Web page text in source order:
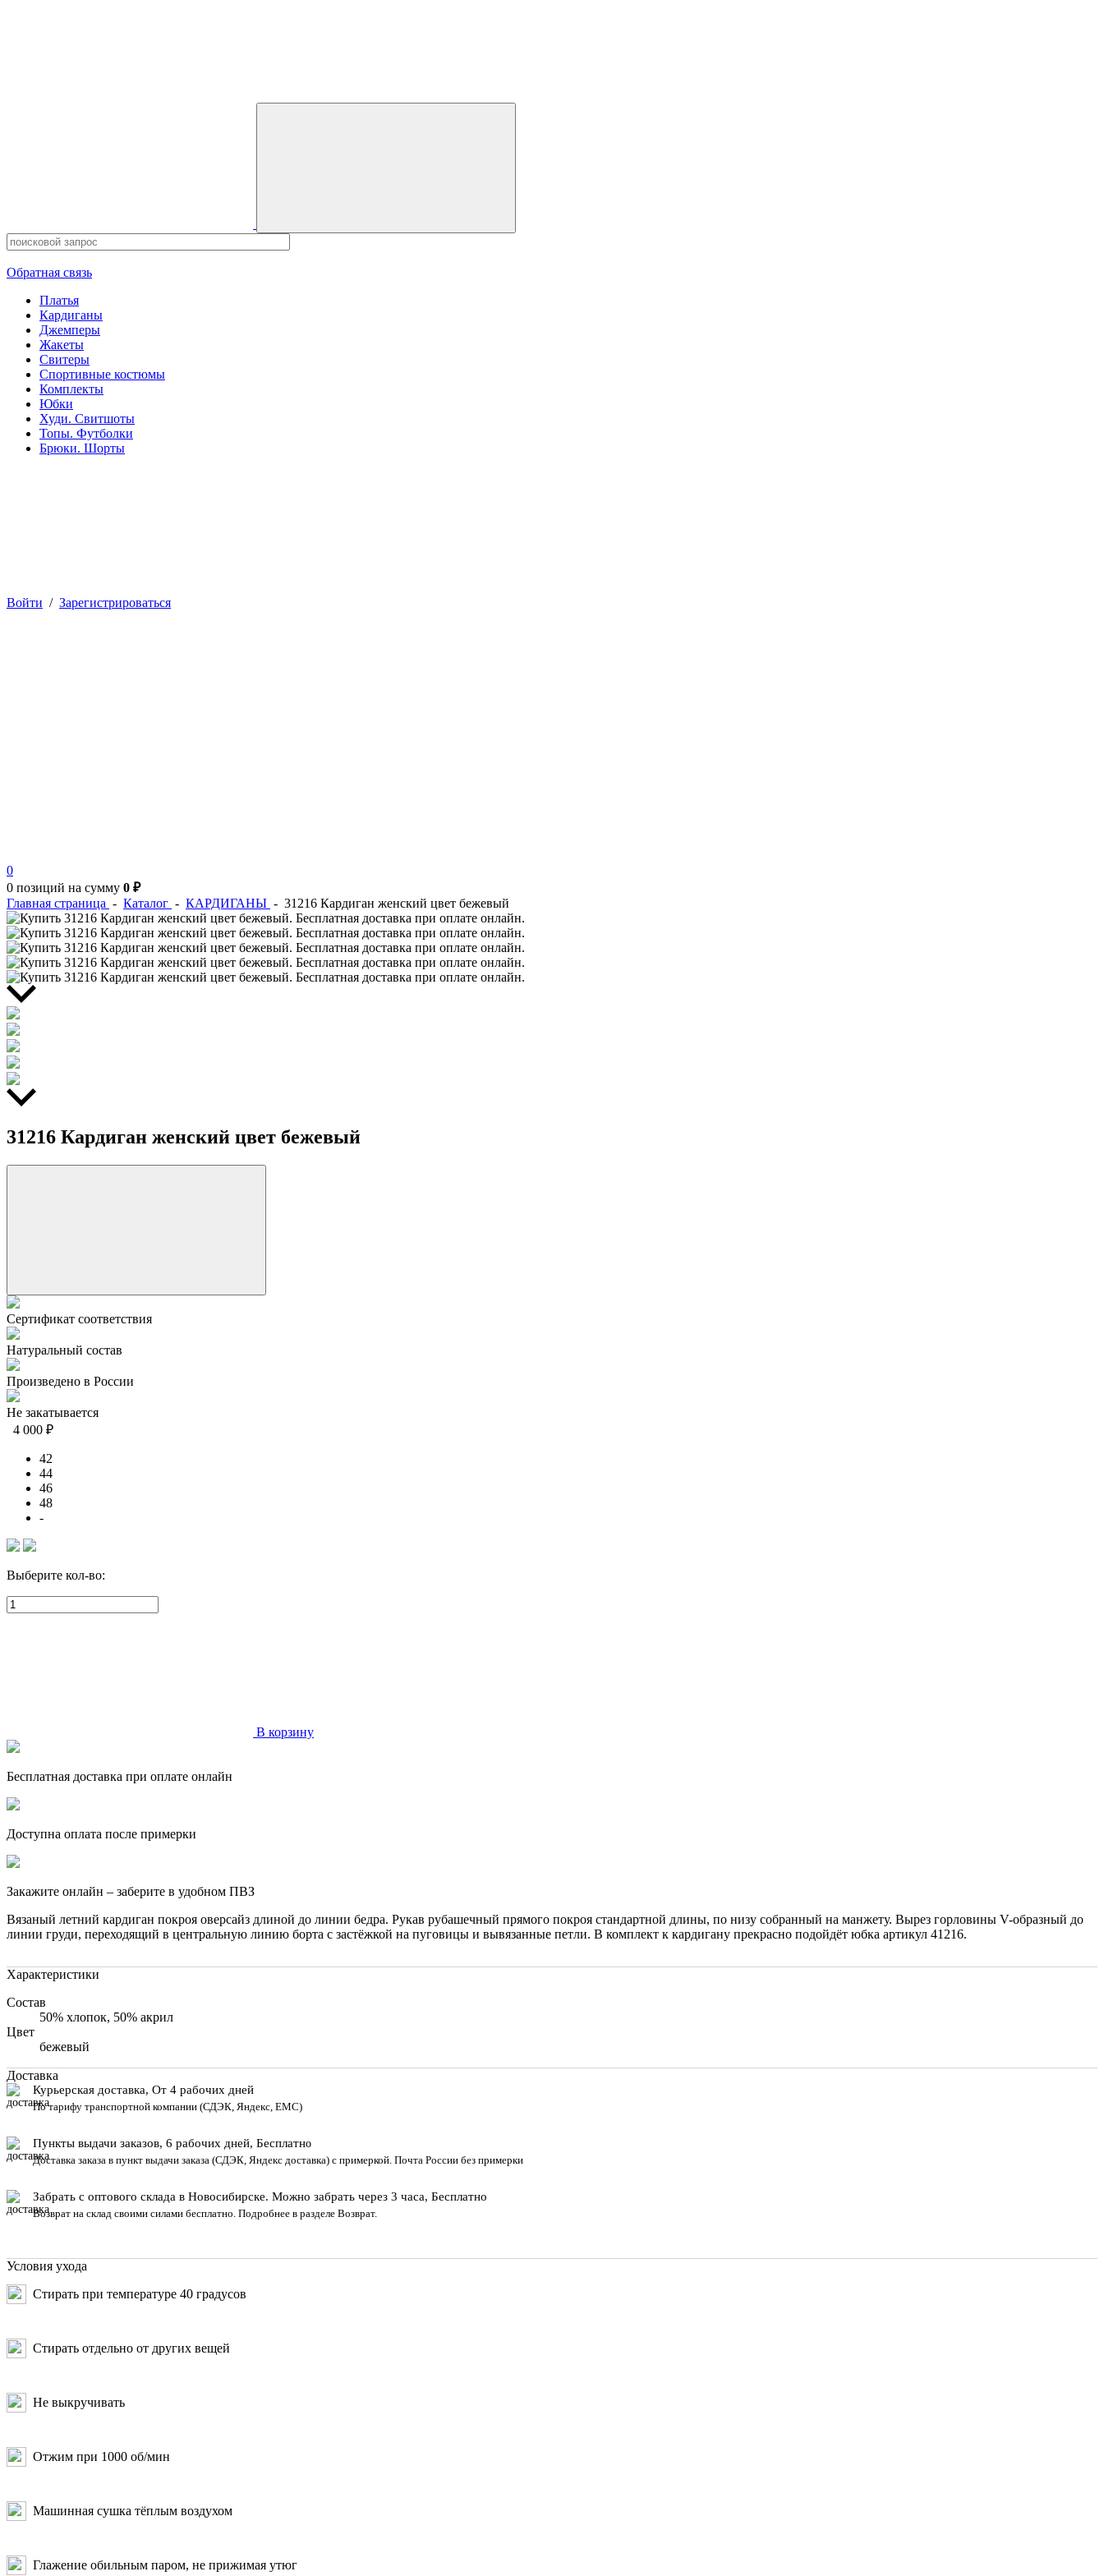
Обратная связь
Платья
Кардиганы
Джемперы
Жакеты
Свитеры
Спортивные костюмы
Комплекты
Юбки
Худи. Свитшоты
Топы. Футболки
Брюки. Шорты
Войти / Зарегистрироваться
0
0 позиций на сумму 0 ₽
0 позиций на сумму
Главная страница - Каталог - КАРДИГАНЫ - 31216 Кардиган женский цвет бежевый
31216 Кардиган женский цвет бежевый
Сертификат соответствия
Натуральный состав
Произведено в России
Не закатывается
4 000 ₽
42
44
46
48
-
Выберите кол-во:
В корзину
Бесплатная доставка при оплате онлайн
Доступна оплата после примерки
Закажите онлайн – заберите в удобном ПВЗ
Вязаный летний кардиган покроя оверсайз длиной до линии бедра. Рукав рубашечный прямого покроя стандартной длины, по низу собранный на манжету. Вырез горловины V-образный до
линии груди, переходящий в центральную линию борта с застёжкой на пуговицы и вывязанные петли. В комплект к кардигану прекрасно подойдёт юбка артикул 41216.
Характеристики
Состав
50% хлопок, 50% акрил
Цвет
бежевый
Доставка
Курьерская доставка, От 4 рабочих дней
По тарифу транспортной компании (СДЭК, Яндекс, ЕМС)
Пункты выдачи заказов, 6 рабочих дней, Бесплатно
Доставка заказа в пункт выдачи заказа (СДЭК, Яндекс доставка) с примеркой. Почта России без примерки
Забрать с оптового склада в Новосибирске. Можно забрать через 3 часа, Бесплатно
Возврат на склад своими силами бесплатно. Подробнее в разделе Возврат.
Условия ухода
Стирать при температуре 40 градусов
Стирать отдельно от других вещей
Не выкручивать
Отжим при 1000 об/мин
Машинная сушка тёплым воздухом
Глажение обильным паром, не прижимая утюг